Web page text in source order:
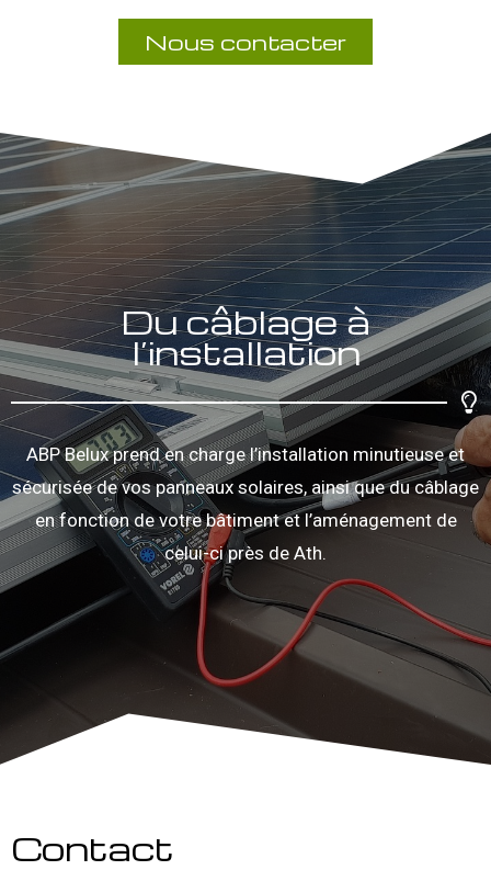
Nous contacter
Du câblage à
l’installation
ABP Belux prend en charge l’installation minutieuse et
sécurisée de vos panneaux solaires, ainsi que du câblage
en fonction de votre bâtiment et l’aménagement de
celui-ci près de Ath.
Contact